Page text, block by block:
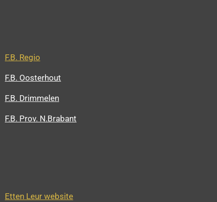
F.B. Regio
F.B. Oosterhout
F.B. Drimmelen
F.B. Prov. N.Brabant
Etten Leur website